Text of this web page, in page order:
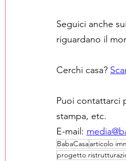
Seguici anche
riguardano il
Cerchi casa?
Puoi contattarci
stampa, etc.
E-mail:
BabaCasaarticolo
progetto